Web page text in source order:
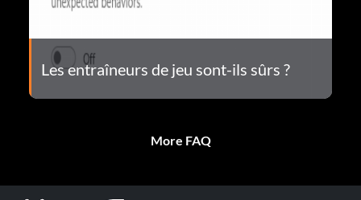
Les entraîneurs de jeu sont-ils sûrs ?
More FAQ